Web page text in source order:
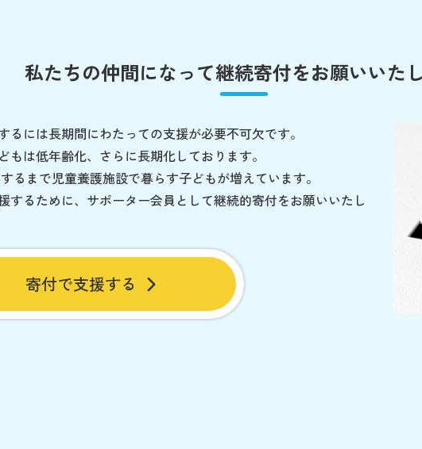
私たちの仲間になって継続寄付をお願いいた
るには長期間にわたっての支援が必要不可欠です。
は低年齢化、さらに長期化しております。
るまで児童養護施設で暮らす子どもが増えています。
するために、サポーター会員として継続的寄付をお願いいたし
寄付で支援する